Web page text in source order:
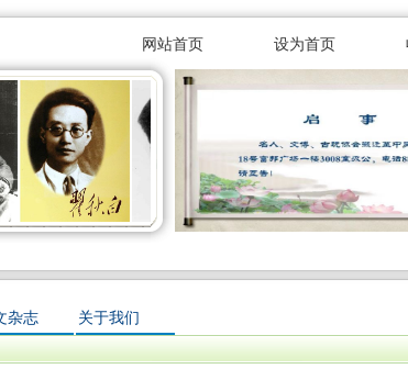
网站首页 设为首页
杂志 关于我们